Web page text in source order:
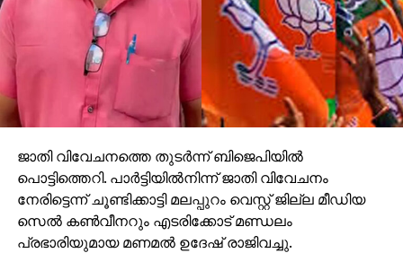
ജാതി വിവേചനത്തെ തുടര്‍ന്ന് ബിജെപിയില്‍
പൊട്ടിത്തെറി. പാര്‍ട്ടിയില്‍നിന്ന് ജാതി വിവേചനം
നേരിട്ടെന്ന് ചൂണ്ടിക്കാട്ടി മലപ്പുറം വെസ്റ്റ് ജില്ല മീഡിയ
സെല്‍ കണ്‍വീനറും എടരിക്കോട് മണ്ഡലം
പ്രഭാരിയുമായ മണമല്‍ ഉദേഷ് രാജിവച്ചു.